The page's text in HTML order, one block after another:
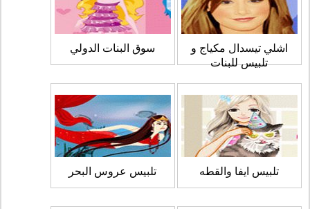
اشلي تيسدال مكياج و
تلبيس للبنات
سوق البنات الدولي
تلبيس ايفا والقطه تلبيس عروس البحر